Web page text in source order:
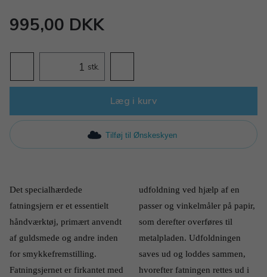
995,00 DKK
stk.
Læg i kurv
Tilføj til Ønskeskyen
Det specialhærdede
fatningsjern er et essentielt
håndværktøj, primært anvendt
af guldsmede og andre inden
for smykkefremstilling.
Fatningsjernet er firkantet med
udfoldning ved hjælp af en
passer og vinkelmåler på papir,
som derefter overføres til
metalpladen. Udfoldningen
saves ud og loddes sammen,
hvorefter fatningen rettes ud i